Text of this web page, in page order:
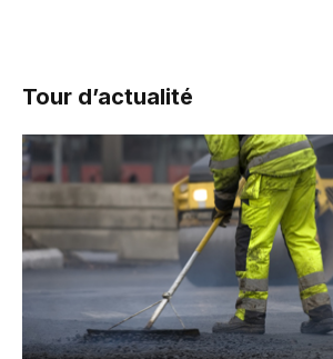
Tour d’actualité